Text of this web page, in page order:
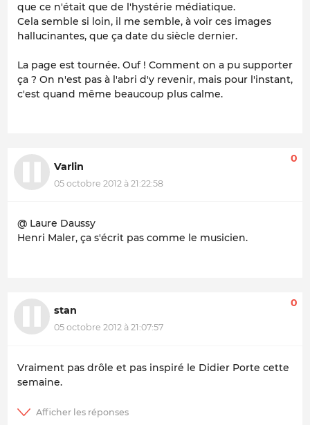
que ce n'était que de l'hystérie médiatique.
Cela semble si loin, il me semble, à voir ces images
hallucinantes, que ça date du siècle dernier.
La page est tournée. Ouf ! Comment on a pu supporter
ça ? On n'est pas à l'abri d'y revenir, mais pour l'instant,
c'est quand même beaucoup plus calme.
Varlin
05 octobre 2012 à 21:22:58
0
@ Laure Daussy
Henri Maler, ça s'écrit pas comme le musicien.
stan
05 octobre 2012 à 21:07:57
0
Vraiment pas drôle et pas inspiré le Didier Porte cette
semaine.